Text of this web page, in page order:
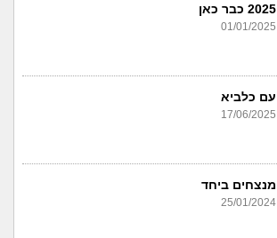
2025 כבר כאן
01/01/2025
עם כלביא
17/06/2025
מנצחים ביחד
25/01/2024